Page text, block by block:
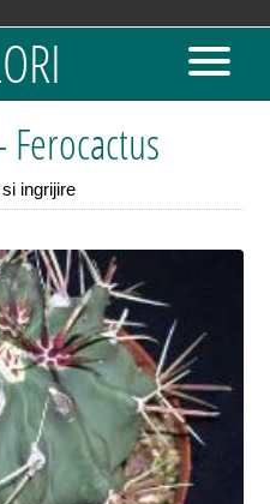
Ferocactus
ingrijire